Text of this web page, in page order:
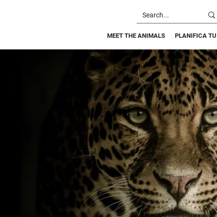
MEET THE ANIMALS PLANIFICA